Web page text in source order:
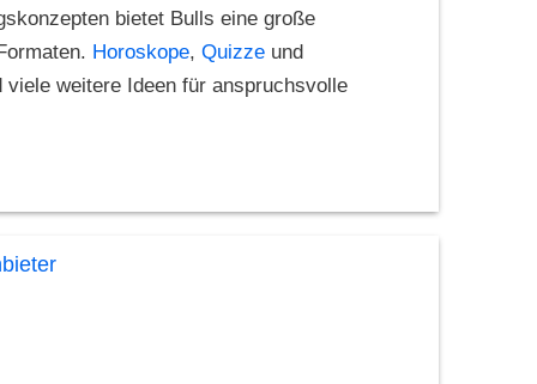
bietet Bulls eine große
Horoskope, Quizze und
weitere Ideen für anspruchsvolle